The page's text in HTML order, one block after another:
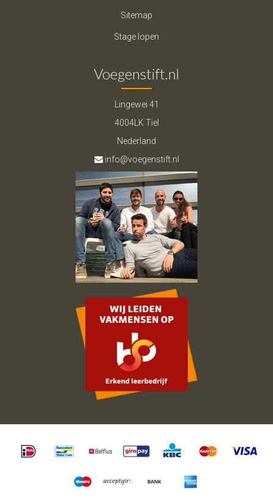
Sitemap
Stage lopen
Voegenstift.nl
Lingewei 41
4004LK Tiel
Nederland
info@voegenstift.nl